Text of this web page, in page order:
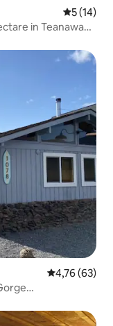
5 (14)
in Teanaway
Gemiddelde
4,76 (63)